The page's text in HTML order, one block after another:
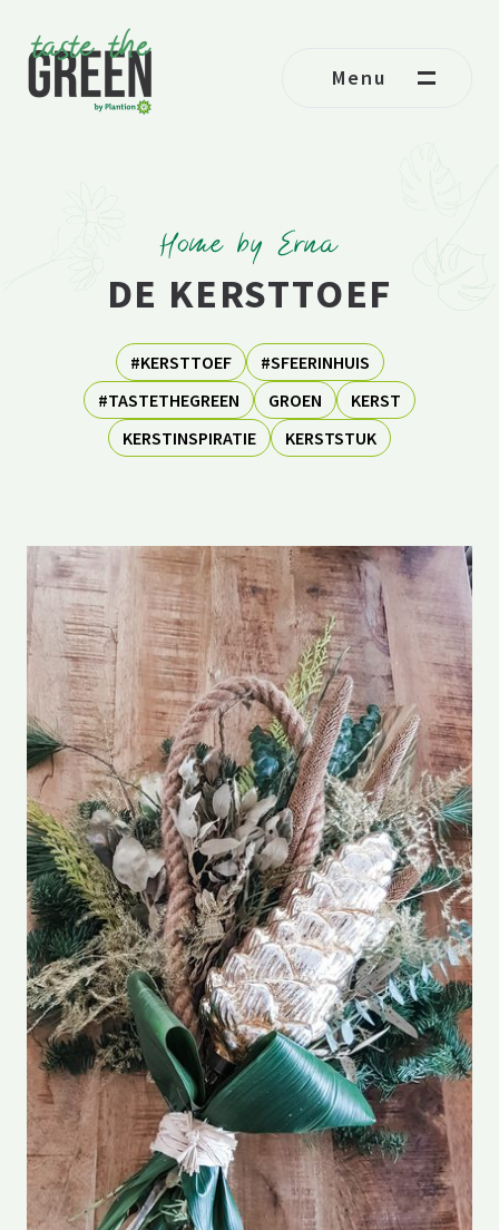
Menu
Home by Erna
DE KERSTTOEF
#KERSTTOEF
#SFEERINHUIS
#TASTETHEGREEN
GROEN
KERST
KERSTINSPIRATIE
KERSTSTUK